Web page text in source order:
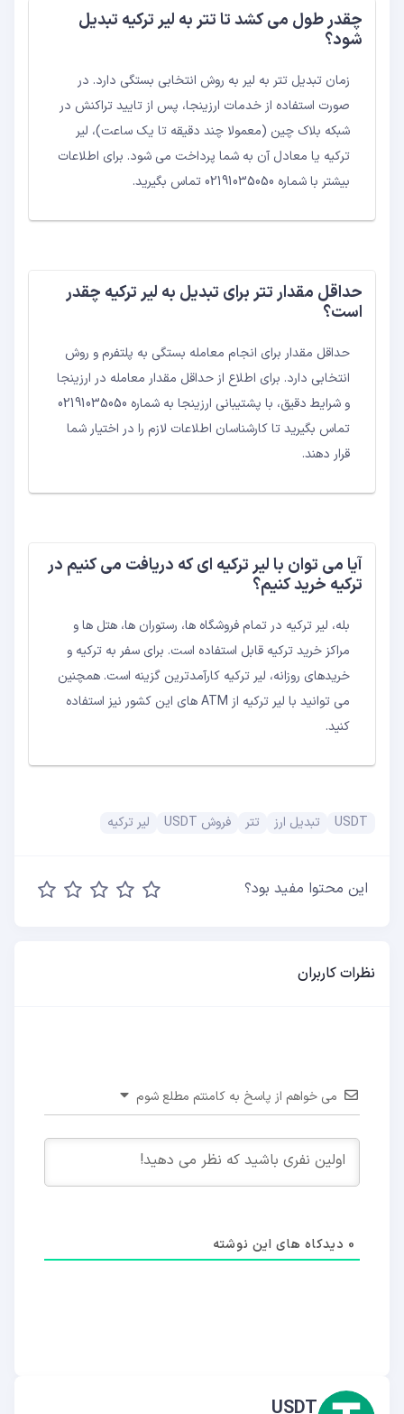
چقدر طول می کشد تا تتر به لیر ترکیه تبدیل
شود؟
زمان تبدیل تتر به لیر به روش انتخابی بستگی دارد. در
صورت استفاده از خدمات ارزینجا، پس از تایید تراکنش در
شبکه بلاک چین (معمولا چند دقیقه تا یک ساعت)، لیر
ترکیه یا معادل آن به شما پرداخت می شود. برای اطلاعات
بیشتر با شماره 02191035050 تماس بگیرید.
حداقل مقدار تتر برای تبدیل به لیر ترکیه چقدر
است؟
حداقل مقدار برای انجام معامله بستگی به پلتفرم و روش
انتخابی دارد. برای اطلاع از حداقل مقدار معامله در ارزینجا
و شرایط دقیق، با پشتیبانی ارزینجا به شماره 02191035050
تماس بگیرید تا کارشناسان اطلاعات لازم را در اختیار شما
قرار دهند.
آیا می توان با لیر ترکیه ای که دریافت می کنیم در
ترکیه خرید کنیم؟
بله، لیر ترکیه در تمام فروشگاه ها، رستوران ها، هتل ها و
مراکز خرید ترکیه قابل استفاده است. برای سفر به ترکیه و
خریدهای روزانه، لیر ترکیه کارآمدترین گزینه است. همچنین
می توانید با لیر ترکیه از ATM های این کشور نیز استفاده
کنید.
USDT تبدیل ارز تتر فروش USDT لیر ترکیه
این محتوا مفید بود؟
نظرات کاربران
می خواهم از پاسخ به کامنتم مطلع شوم
0 دیدکاه های این نوشته
USDT